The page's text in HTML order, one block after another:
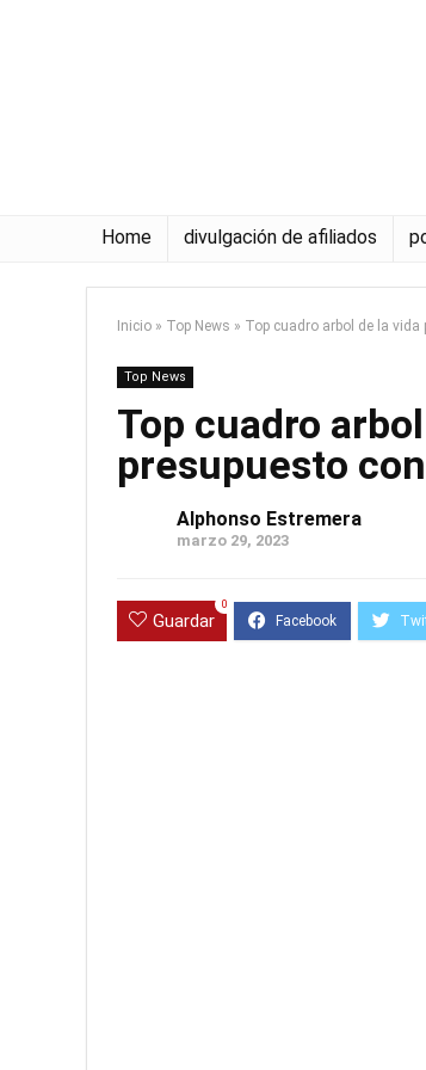
Home divulgación de afiliados
Inicio » Top News » Top cuadro arbol de la
Top News
Top cuadro
presupuesto
Alphonso Estremera
marzo 29, 2023
Guardar
0